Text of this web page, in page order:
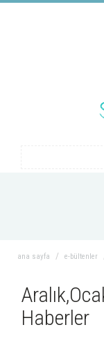
ana sayfa e-bültenler
Haberler